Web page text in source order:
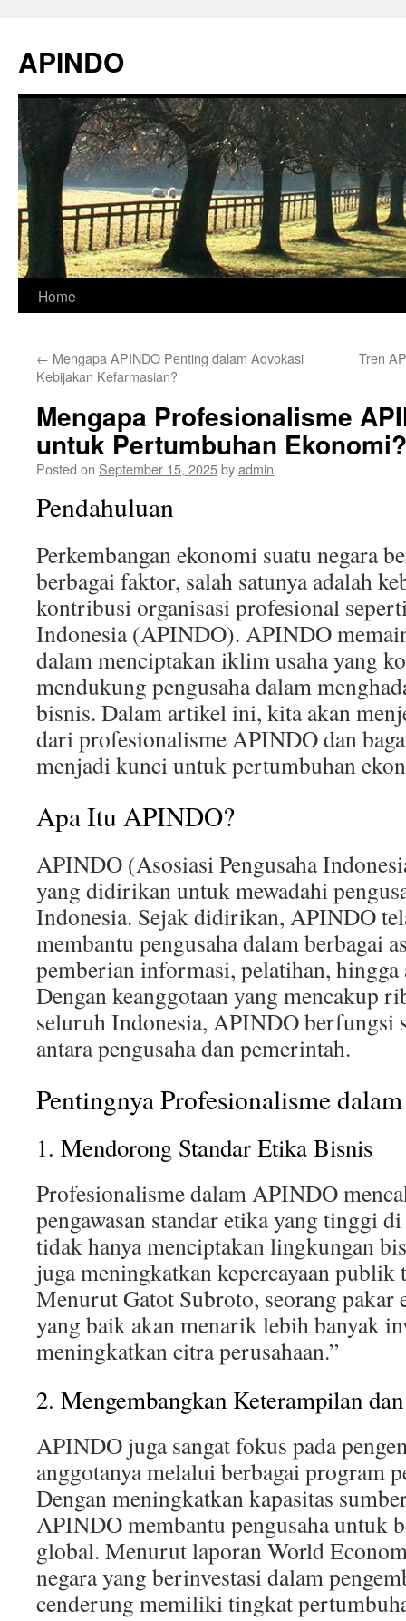
content
APINDO
Home
← Mengapa APINDO Penting dalam Advokasi
Kebijakan Kefarmasian?
Tren
Mengapa Profesionalisme
untuk Pertumbuhan Ekonomi?
Posted on September 15, 2025byadmin
Pendahuluan
Perkembangan ekonomi suatu negara
berbagai faktor, salah satunya adalah
kontribusi organisasi profesional
Indonesia (APINDO). APINDO
dalam menciptakan iklim usaha yang
mendukung pengusaha dalam
bisnis. Dalam artikel ini, kita akan
dari profesionalisme APINDO dan
menjadi kunci untuk pertumbuhan
Apa Itu APINDO?
APINDO (Asosiasi Pengusaha
yang didirikan untuk mewadahi
Indonesia. Sejak didirikan, APINDO
membantu pengusaha dalam berbagai
pemberian informasi, pelatihan,
Dengan keanggotaan yang mencakup
seluruh Indonesia, APINDO berfungsi
antara pengusaha dan pemerintah.
Pentingnya Profesionalisme
1. Mendorong Standar Etika Bisnis
Profesionalisme dalam APINDO
pengawasan standar etika yang tinggi
tidak hanya menciptakan lingkungan
juga meningkatkan kepercayaan publik
Menurut Gatot Subroto, seorang
yang baik akan menarik lebih banyak
meningkatkan citra perusahaan.”
2. Mengembangkan Keterampilan
APINDO juga sangat fokus pada
anggotanya melalui berbagai program
Dengan meningkatkan kapasitas
APINDO membantu pengusaha untuk
global. Menurut laporan World
negara yang berinvestasi dalam
cenderung memiliki tingkat